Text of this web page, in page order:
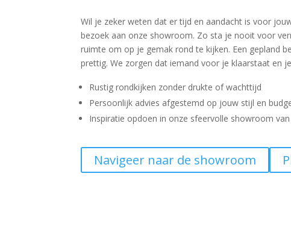
Wil je zeker weten dat er tijd en aandacht is voor
bezoek aan onze showroom. Zo sta je nooit voor
ruimte om op je gemak rond te kijken. Een gepland
prettig. We zorgen dat iemand voor je klaarstaat en
Rustig rondkijken zonder drukte of wachttijd
Persoonlijk advies afgestemd op jouw stijl en
Inspiratie opdoen in onze sfeervolle showroom van
Navigeer naar de showroom